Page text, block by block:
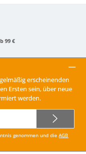
99 €
erscheinenden
Ersten sein, über neue
werden.
genommen und dieAGB